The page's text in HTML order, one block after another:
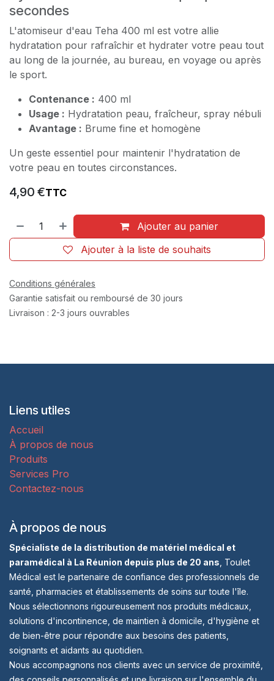
secondes
L'atomiseur d'eau Teha 400 ml est votre allie
hydratation pour rafraîchir et hydrater votre peau tout
au long de la journée, au bureau, en voyage ou après
le sport.
Contenance : 400 ml
Usage : Hydratation peau, fraîcheur, spray nébuli
Avantage : Brume fine et homogène
Un geste essentiel pour maintenir l'hydratation de
votre peau en toutes circonstances.
4,90 €TTC
Ajouter au panier
Ajouter à la liste de souhaits
Conditions générales
Garantie satisfait ou remboursé de 30 jours
Livraison : 2-3 jours ouvrables
Liens utiles
Accueil
À propos de nous
Produits
Services Pro
Contactez-nous
À propos de nous
Spécialiste de la distribution de matériel médical et
paramédical à La Réunion depuis plus de 20 ans , Toulet
Médical est le partenaire de confiance des professionnels de
santé, pharmacies et établissements de soins sur toute l'île.
Nous sélectionnons rigoureusement nos produits médicaux,
solutions d'incontinence, de maintien à domicile, d'hygiène et
de bien-être pour répondre aux besoins des patients,
soignants et aidants au quotidien.
Nous accompagnons nos clients avec un service de proximité,